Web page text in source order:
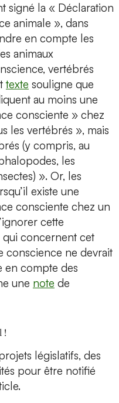
signé la « Déclaration
animale », dans
en compte les
animaux
vertébrés
texte souligne que
au moins une
consciente » chez
les vertébrés », mais
(y compris, au
les
». Or, les
existe une
consciente chez un
cette
qui concernent cet
conscience ne devrait
en compte des
une note de
!
législatifs, des
pour être notifié